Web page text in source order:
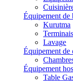
Équipement de
Kurutma
Lavage
Équipement de
Équipement
Table